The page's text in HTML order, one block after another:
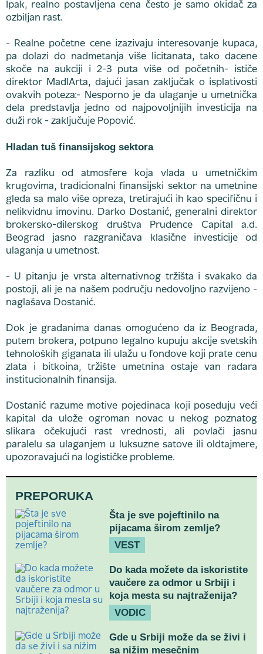
Ipak, realno postavljena cena često je samo okidač za
ozbiljan rast.
- Realne početne cene izazivaju interesovanje kupaca,
pa dolazi do nadmetanja više licitanata, tako dacene
skoče na aukciji i 2-3 puta više od početnih- ističe
direktor MadlArta, dajući jasan zaključak o isplativosti
ovakvih poteza:- Nesporno je da ulaganje u umetnička
dela predstavlja jedno od najpovoljnijih investicija na
duži rok - zaključuje Popović.
Hladan tuš finansijskog sektora
Za razliku od atmosfere koja vlada u umetničkim
krugovima, tradicionalni finansijski sektor na umetnine
gleda sa malo više opreza, tretirajući ih kao specifičnu i
nelikvidnu imovinu. Darko Dostanić, generalni direktor
brokersko-dilerskog društva Prudence Capital a.d.
Beograd jasno razgraničava klasične investicije od
ulaganja u umetnost.
- U pitanju je vrsta alternativnog tržišta i svakako da
postoji, ali je na našem području nedovoljno razvijeno -
naglašava Dostanić.
Dok je građanima danas omogućeno da iz Beograda,
putem brokera, potpuno legalno kupuju akcije svetskih
tehnoloških giganata ili ulažu u fondove koji prate cenu
zlata i bitkoina, tržište umetnina ostaje van radara
institucionalnih finansija.
Dostanić razume motive pojedinaca koji poseduju veći
kapital da ulože ogroman novac u nekog poznatog
slikara očekujući rast vrednosti, ali povlači jasnu
paralelu sa ulaganjem u luksuzne satove ili oldtajmere,
upozoravajući na logističke probleme.
PREPORUKA
Šta je sve pojeftinilo na
pijacama širom zemlje?
VEST
Do kada možete da iskoristite
vaučere za odmor u Srbiji i
koja mesta su najtraženija?
VODIC
Gde u Srbiji može da se živi i
sa nižim mesečnim